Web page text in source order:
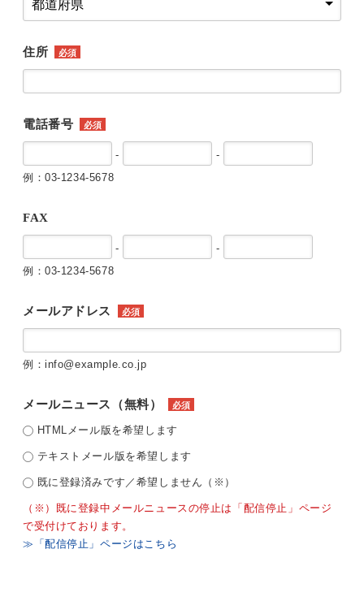
住所 必須
電話番号 必須
-
-
例：03-1234-5678
FAX
-
-
例：03-1234-5678
メールアドレス 必須
例：info@example.co.jp
メールニュース（無料） 必須
HTMLメール版を希望します
テキストメール版を希望します
既に登録済みです／希望しません（※）
（※）既に登録中メールニュースの停止は「配信停止」ページ
で受付けております。
≫「配信停止」ページはこちら